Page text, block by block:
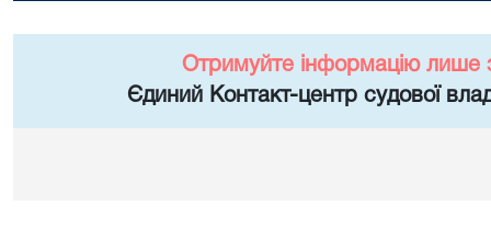
Отримуйте інформацію лише
Єдиний Контакт-центр судової